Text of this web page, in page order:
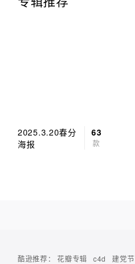
2025.3.20春分
海报
63
款
酷逊推荐：花瓣专辑 c4d 建党节